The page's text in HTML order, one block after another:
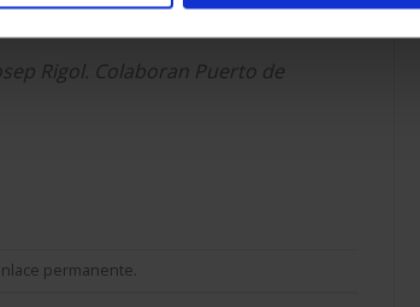
Rigol. Colaboran Puerto de
permanente.